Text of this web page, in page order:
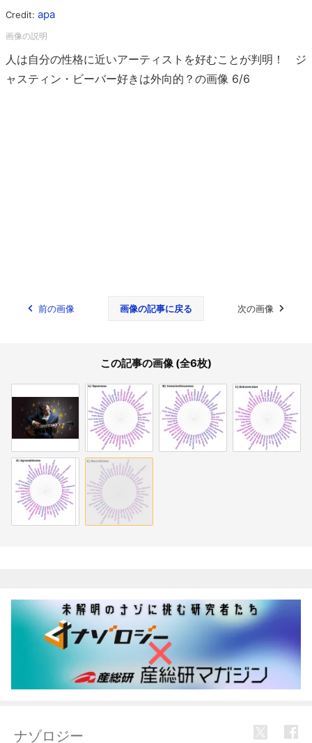
Credit: apa
人は自分の性格に近いアーティストを好むことが判明！ ジ
ャスティン・ビーバー好きは外向的？の画像 6/6
前の画像 画像の記事に戻る 次の画像
この記事の画像 (全6枚)
ナゾロジー